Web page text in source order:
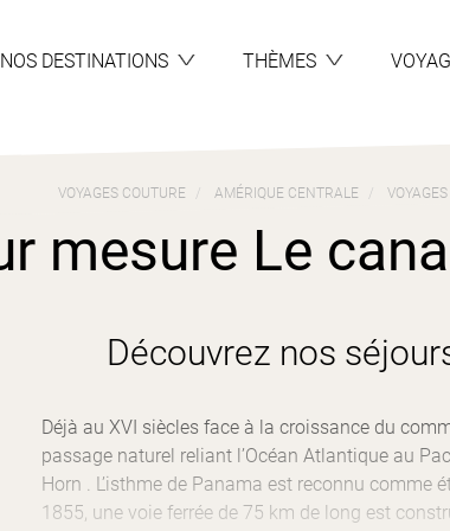
NOS DESTINATIONS THÈMES
VOYAGES COUTURE AMÉRIQUE CENTRALE
mesure Le
Découvrez nos
Déjà au XVI siècles face à la croissance du
passage naturel reliant l’Océan Atlantique au
Horn . L’isthme de Panama est reconnu comme
1855, une voie ferrée de 75 km de long est